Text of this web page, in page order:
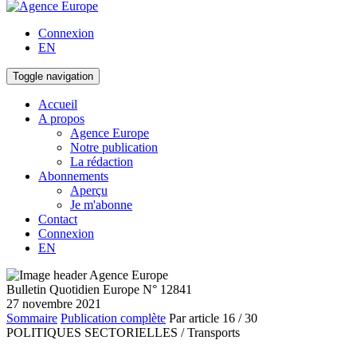
Connexion
EN
Toggle navigation
Accueil
A propos
Agence Europe
Notre publication
La rédaction
Abonnements
Aperçu
Je m'abonne
Contact
Connexion
EN
Bulletin Quotidien Europe N° 12841
27 novembre 2021
Sommaire Publication complète Par article 16 / 30
POLITIQUES SECTORIELLES / Transports